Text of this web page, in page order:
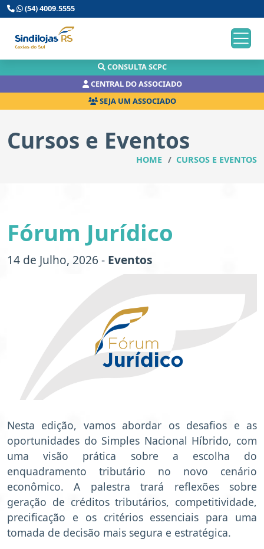
(54) 4009.5555
CONSULTA SCPC
CENTRAL DO ASSOCIADO
SEJA UM ASSOCIADO
Cursos e Eventos
HOME CURSOS E EVENTOS
Fórum Jurídico
14 de Julho, 2026 - Eventos
Nesta edição, vamos abordar os desafios e as
oportunidades do Simples Nacional Híbrido, com
uma visão prática sobre a escolha do
enquadramento tributário no novo cenário
econômico. A palestra trará reflexões sobre
geração de créditos tributários, competitividade,
precificação e os critérios essenciais para uma
tomada de decisão mais segura e estratégica.